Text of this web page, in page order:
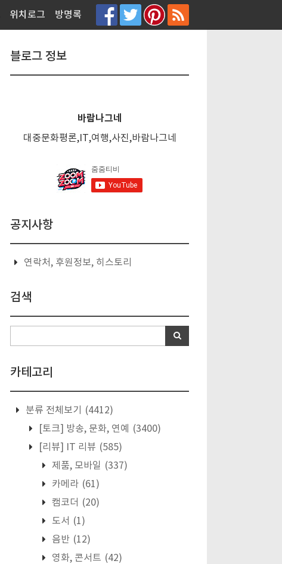
위치로그 방명록
블로그 정보
바람나그네
대중문화평론,IT,여행,사진,바람나그네
공지사항
연락처, 후원정보, 히스토리
검색
카테고리
분류 전체보기
(4412)
[토크] 방송, 문화, 연예
(3400)
[리뷰] IT 리뷰 (585)
제품, 모바일 (337)
카메라 (61)
캠코더 (20)
도서 (1)
음반 (12)
영화, 콘서트 (42)